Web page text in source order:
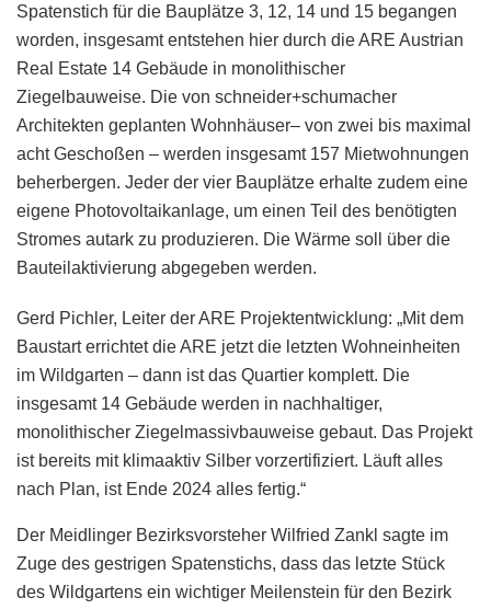
Spatenstich für die Bauplätze 3, 12, 14 und 15 begangen
worden, insgesamt entstehen hier durch die ARE Austrian
Real Estate 14 Gebäude in monolithischer
Ziegelbauweise. Die von schneider+schumacher
Architekten geplanten Wohnhäuser– von zwei bis maximal
acht Geschoßen – werden insgesamt 157 Mietwohnungen
beherbergen. Jeder der vier Bauplätze erhalte zudem eine
eigene Photovoltaikanlage, um einen Teil des benötigten
Stromes autark zu produzieren. Die Wärme soll über die
Bauteilaktivierung abgegeben werden.
Gerd Pichler, Leiter der ARE Projektentwicklung: „Mit dem
Baustart errichtet die ARE jetzt die letzten Wohneinheiten
im Wildgarten – dann ist das Quartier komplett. Die
insgesamt 14 Gebäude werden in nachhaltiger,
monolithischer Ziegelmassivbauweise gebaut. Das Projekt
ist bereits mit klimaaktiv Silber vorzertifiziert. Läuft alles
nach Plan, ist Ende 2024 alles fertig.“
Der Meidlinger Bezirksvorsteher Wilfried Zankl sagte im
Zuge des gestrigen Spatenstichs, dass das letzte Stück
des Wildgartens ein wichtiger Meilenstein für den Bezirk